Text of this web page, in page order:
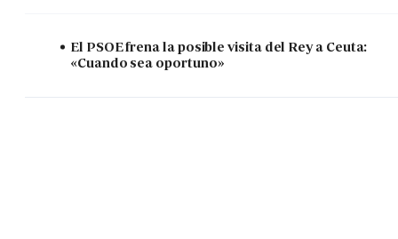
El PSOE frena la posible visita del Rey a Ceuta:
«Cuando sea oportuno»